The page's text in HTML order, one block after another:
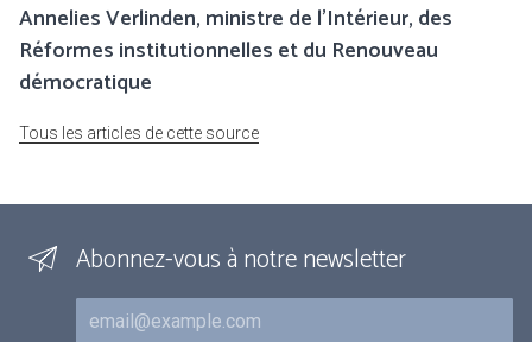
Annelies Verlinden, ministre de l’Intérieur, des
Réformes institutionnelles et du Renouveau
démocratique
Tous les articles de cette source
Abonnez-vous à notre newsletter
Courriel